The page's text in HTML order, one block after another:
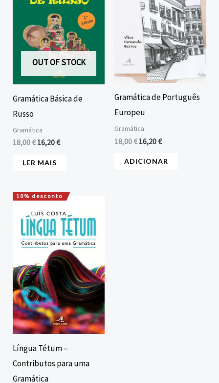
OUT OF STOCK
Gramática Básica de
Russo
Gramática
18,00€ 16,20€
LER MAIS
Gramática de Português
Europeu
Gramática
18,00€ 16,20€
ADICIONAR
10% desconto
Língua Tétum –
Contributos para uma
Gramática
O
preço
original
era:
10,00 €.
O
atual
9,00 €.